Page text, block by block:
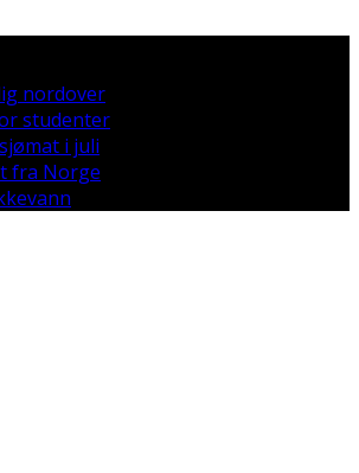
nordover
studenter
i juli
fra Norge